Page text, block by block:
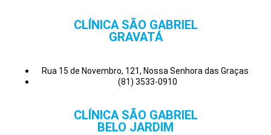
CLÍNICA SÃO GABRIEL
GRAVATÁ
Rua 15 de Novembro, 121, Nossa Senhora das Graças
(81) 3533-0910
CLÍNICA SÃO GABRIEL
BELO JARDIM